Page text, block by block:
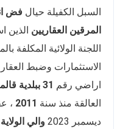
السبل الكفيلة حيال فض
المرقين العقاريين الذين
اللجنة الولائية المكلفة
الاستثمارات وضبط
اراضي رقم 31 ببلدية
العالقة منذ سنة 2011
ديسمبر 2023
والي الولاية